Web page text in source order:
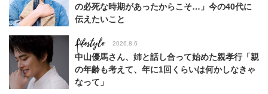
の必死な時期があったからこそ…」今の40代に
伝えたいこと
Lifestyle 2026.8.6
中山優馬さん、姉と話し合って始めた親孝行「親
の年齢も考えて、年に1回くらいは何かしなきゃ
なって」